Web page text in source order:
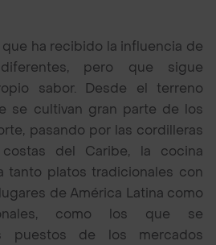
ha recibido la influencia de
pero que sigue
sabor. Desde el terreno
se cultivan gran parte de los
pasando por las cordilleras
del Caribe, la cocina
tanto platos tradicionales con
de América Latina como
como los que se
puestos de los mercados